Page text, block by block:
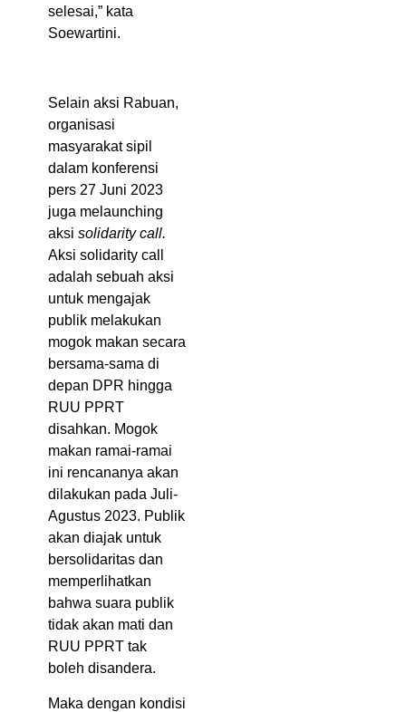
selesai,” kata
Soewartini.
Selain aksi Rabuan,
organisasi
masyarakat sipil
dalam konferensi
pers 27 Juni 2023
juga melaunching
aksi solidarity call.
Aksi solidarity call
adalah sebuah aksi
untuk mengajak
publik melakukan
mogok makan secara
bersama-sama di
depan DPR hingga
RUU PPRT
disahkan. Mogok
makan ramai-ramai
ini rencananya akan
dilakukan pada Juli-
Agustus 2023. Publik
akan diajak untuk
bersolidaritas dan
memperlihatkan
bahwa suara publik
tidak akan mati dan
RUU PPRT tak
boleh disandera.
Maka dengan kondisi